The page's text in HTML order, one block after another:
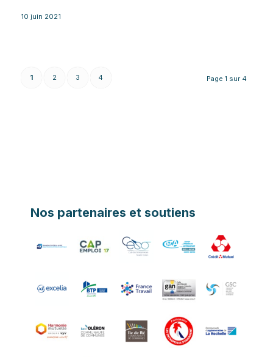
10 juin 2021
Page 1 sur 4
1 2 3 4
Nos partenaires et soutiens